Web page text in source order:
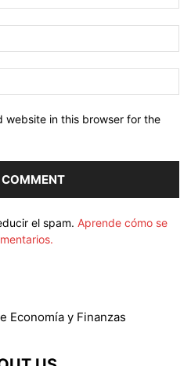
website in this browser for the
el spam. Aprende cómo se